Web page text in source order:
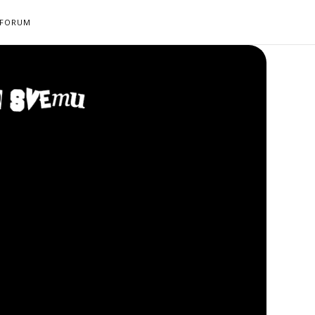
FORUM